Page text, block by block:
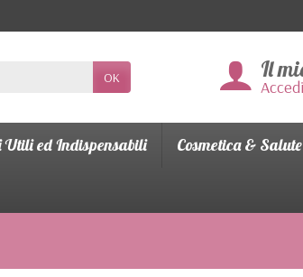
OK Il
Accedi
Utili ed Indispensabili Cosmetica & Salute